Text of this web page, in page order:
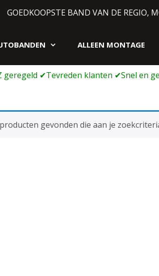
GOEDKOOPSTE BAND VAN DE REGIO,
ALLEEN MONTAGE
gevonden die aan je